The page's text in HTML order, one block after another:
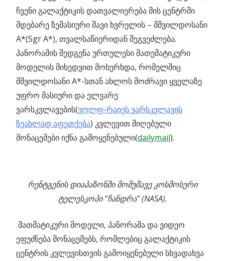
ჩვენი გალაქტიკის დათვალიერება მის ცენტრში
მდებარე ზემასიური შავი ხვრელის – მშვილდოსანი
A*(Sgr A*), თვალსაწიერიდან შეგვეძლება.
პანორამის შედგენა ურთულესი მათემატიკური
მოდელის მიხედვით მოხერხდა, რომელშიც
მშვილდოსანი A*-სთან ახლოს მოძრავი ყველაზე
უფრო მასიური და ელვარე
ვარსკვლავების(ვოლფ-რაიეს ვარსკვლავის
ზეახლად აფეთქება) კვლევით მიღებული
მონაცემები იქნა გამოყენებული(dailymail).
რენტგენის დიაპაზონში მომუშავე კოსმოსური
ტელესკოპი ”ჩანდრა” (NASA).
მათმატიკური მოდელი, პანორამა და ვიდეო
ეფუძნება მონაცემებს, რომლებიც გალაქტიკის
ცენტრის კვლევისთვის გამოიყენებული სხვადახვა